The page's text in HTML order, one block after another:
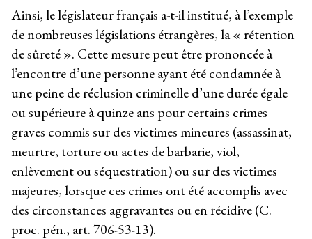
Ainsi, le législateur français a-t-il institué, à l’exemple
de nombreuses législations étrangères, la « rétention
de sûreté ». Cette mesure peut être prononcée à
l’encontre d’une personne ayant été condamnée à
une peine de réclusion criminelle d’une durée égale
ou supérieure à quinze ans pour certains crimes
graves commis sur des victimes mineures (assassinat,
meurtre, torture ou actes de barbarie, viol,
enlèvement ou séquestration) ou sur des victimes
majeures, lorsque ces crimes ont été accomplis avec
des circonstances aggravantes ou en récidive (C.
proc. pén., art. 706-53-13).